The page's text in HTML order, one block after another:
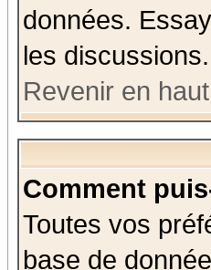
données.
les discussions.
Revenir en
Comment
Toutes vos
base de